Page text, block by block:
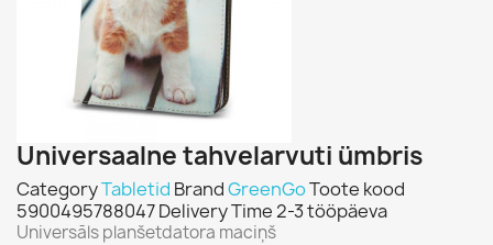
Universaalne tahvelarvuti ümbris
CategoryTabletid BrandGreenGoToote kood
5900495788047Delivery Time2-3 tööpäeva
Universāls planšetdatora maciņš